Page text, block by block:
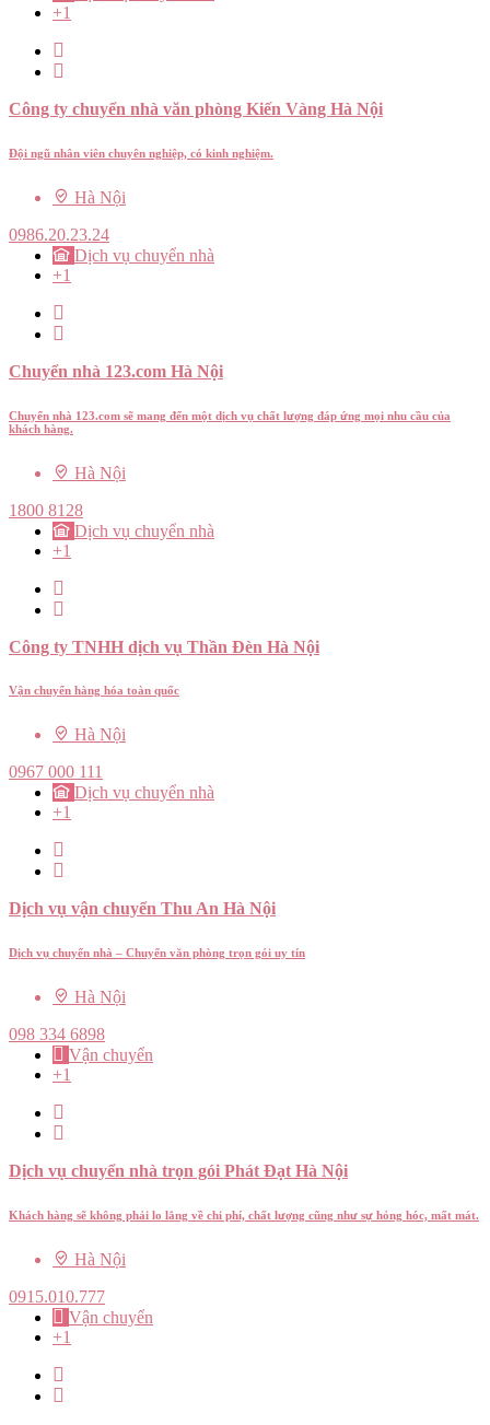
+1
Công ty chuyển nhà văn phòng Kiến Vàng Hà Nội
Đội ngũ nhân viên chuyên nghiệp, có kinh nghiệm.
Hà Nội
0986.20.23.24
Dịch vụ chuyển nhà
+1
Chuyển nhà 123.com Hà Nội
Chuyển nhà 123.com sẽ mang đến một dịch vụ chất lượng đáp ứng mọi nhu cầu của
khách hàng.
Hà Nội
1800 8128
Dịch vụ chuyển nhà
+1
Công ty TNHH dịch vụ Thần Đèn Hà Nội
Vận chuyển hàng hóa toàn quốc
Hà Nội
0967 000 111
Dịch vụ chuyển nhà
+1
Dịch vụ vận chuyển Thu An Hà Nội
Dịch vụ chuyển nhà – Chuyển văn phòng trọn gói uy tín
Hà Nội
098 334 6898
Vận chuyển
+1
Dịch vụ chuyển nhà trọn gói Phát Đạt Hà Nội
Khách hàng sẽ không phải lo lắng về chi phí, chất lượng cũng như sự hỏng hóc, mất mát.
Hà Nội
0915.010.777
Vận chuyển
+1